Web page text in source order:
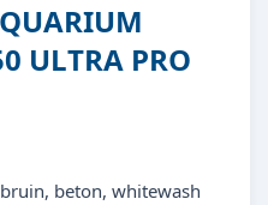
ULTRA PRO
beton, whitewash